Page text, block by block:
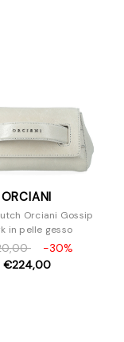
ORCIANI
Orciani Gossip
in pelle gesso
-30%
€224,00